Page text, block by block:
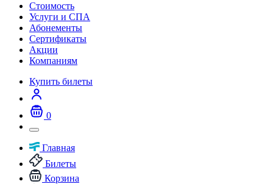
Стоимость
Услуги и СПА
Абонементы
Сертификаты
Акции
Компаниям
Купить билеты
0
Главная
Билеты
Корзина